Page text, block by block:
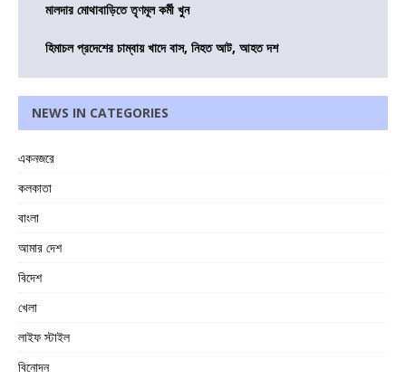
মালদার মোথাবাড়িতে তৃণমূল কর্মী খুন
হিমাচল প্রদেশের চাম্বায় খাদে বাস, নিহত আট, আহত দশ
NEWS IN CATEGORIES
একনজরে
কলকাতা
বাংলা
আমার দেশ
বিদেশ
খেলা
লাইফ স্টাইল
বিনোদন